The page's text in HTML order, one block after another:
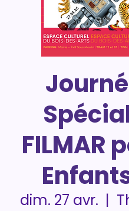
FILMAR
dim. 27 avr.
  |